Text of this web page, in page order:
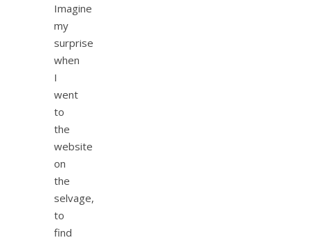
Imagine
my
surprise
when
I
went
to
the
website
on
the
selvage,
to
find